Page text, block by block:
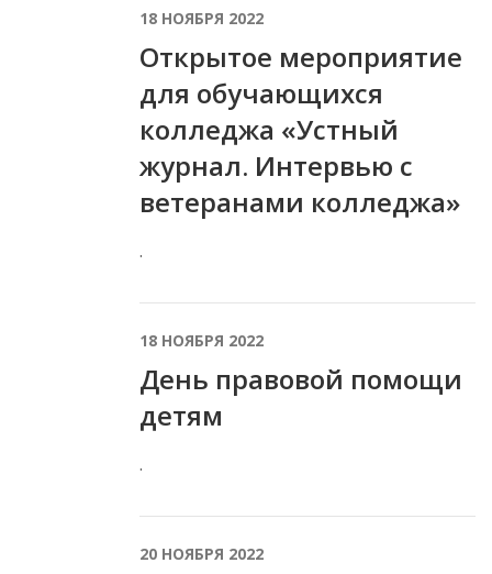
18 НОЯБРЯ 2022
Открытое мероприятие
для обучающихся
колледжа «Устный
журнал. Интервью с
ветеранами колледжа»
.
18 НОЯБРЯ 2022
День правовой помощи
детям
.
20 НОЯБРЯ 2022